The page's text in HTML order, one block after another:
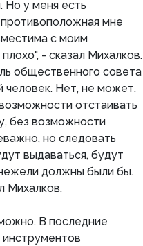
Но у меня есть
мне
с моим
- сказал Михалков.
общественного совета
человек. Нет, не может.
отстаивать
без возможности
но следовать
выдаваться, будут
должны были бы.
Михалков.
В последние